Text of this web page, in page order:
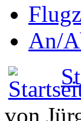
An/
von